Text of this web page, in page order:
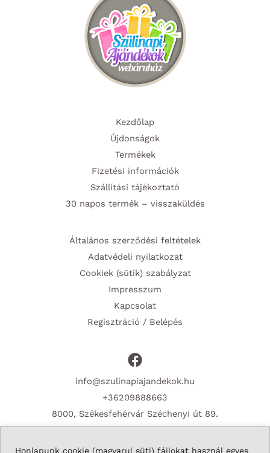
Honlapunk cookie (magyarul süti) fájlokat használ egyes
Kezdőlap
Újdonságok
Termékek
Fizetési információk
Szállítási tájékoztató
30 napos termék – visszaküldés
Általános szerződési feltételek
Adatvédeli nyilatkozat
Cookiek (sütik) szabályzat
Impresszum
Kapcsolat
Regisztráció / Belépés
info@szulinapiajandekok.hu
+36209888663
8000, Székesfehérvár Széchenyi út 89.